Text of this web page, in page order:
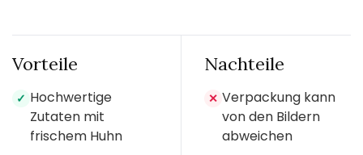
Vorteile
✓ Hochwertige
Zutaten mit
frischem Huhn
Nachteile
✕ Verpackung kann
von den Bildern
abweichen